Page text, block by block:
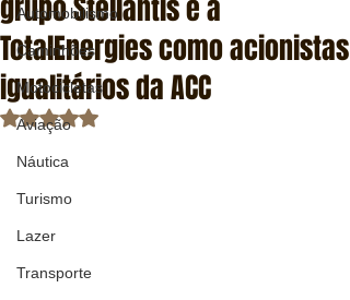
Automobilismo
Caminhões
Motocicletas
Aviação
Náutica
Turismo
Lazer
Transporte
grupo Stellantis e à
TotalEnergies como acionistas
igualitários da ACC
Avaliado com NaN de 5 estrelas.